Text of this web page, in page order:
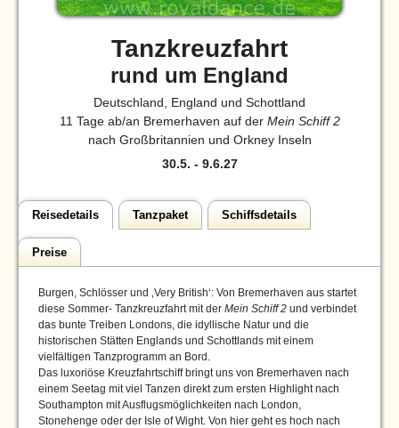
Tanzkreuzfahrt
rund um England
Deutschland, England und Schottland
11 Tage ab/an Bremerhaven auf der Mein Schiff 2
nach Großbritannien und Orkney Inseln
30.5. - 9.6.27
Reisedetails Tanzpaket Schiffsdetails
Preise
Burgen, Schlösser und ‚Very British‘: Von Bremerhaven aus startet
diese Sommer- Tanzkreuzfahrt mit der Mein Schiff 2 und verbindet
das bunte Treiben Londons, die idyllische Natur und die
historischen Stätten Englands und Schottlands mit einem
vielfältigen Tanzprogramm an Bord.
Das luxoriöse Kreuzfahrtschiff bringt uns von Bremerhaven nach
einem Seetag mit viel Tanzen direkt zum ersten Highlight nach
Southampton mit Ausflugsmöglichkeiten nach London,
Stonehenge oder der Isle of Wight. Von hier geht es hoch nach